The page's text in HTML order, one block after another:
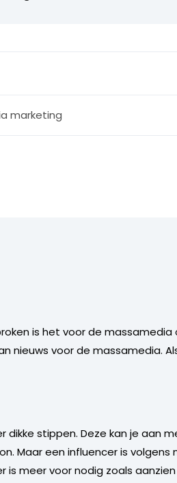
marketing
is het voor de
nieuws voor de massamedia.
stippen. Deze kan je aan
Maar een influencer is volgens
meer voor nodig zoals